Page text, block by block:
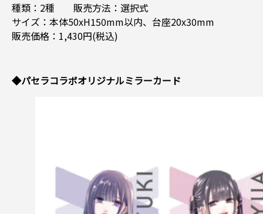
種類：2種 販売方法：選択式
サイズ：本体50xH150mm以内、台座20x30mm
販売価格：1,430円(税込)
◆パセラコラボオリジナルミラーカード